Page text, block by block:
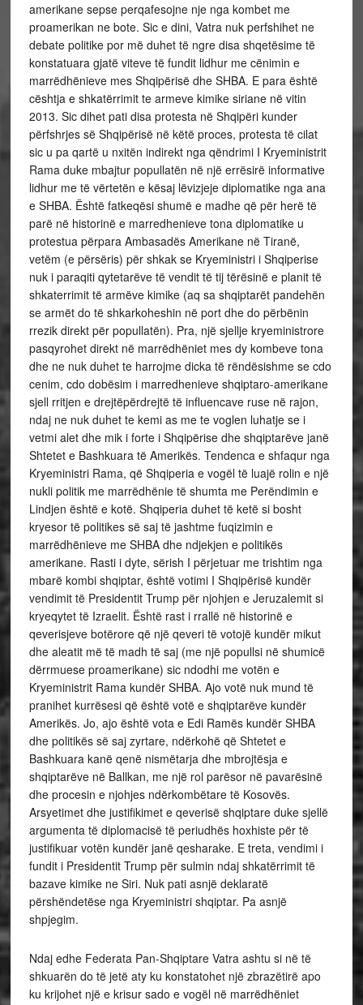
amerikane sepse perqafesojne nje nga kombet me
proamerikan ne bote. Sic e dini, Vatra nuk perfshihet ne
debate politike por më duhet të ngre disa shqetësime të
konstatuara gjatë viteve të fundit lidhur me cënimin e
marrëdhënieve mes Shqipërisë dhe SHBA. E para është
cështja e shkatërrimit te armeve kimike siriane në vitin
2013. Sic dihet pati disa protesta në Shqipëri kunder
përfshrjes së Shqipërisë në këtë proces, protesta të cilat
sic u pa qartë u nxitën indirekt nga qëndrimi I Kryeministrit
Rama duke mbajtur popullatën në një errësirë informative
lidhur me të vërtetën e kësaj lëvizjeje diplomatike nga ana
e SHBA. Është fatkeqësi shumë e madhe që për herë të
parë në historinë e marredhenieve tona diplomatike u
protestua përpara Ambasadës Amerikane në Tiranë,
vetëm (e përsëris) për shkak se Kryeministri i Shqiperise
nuk i paraqiti qytetarëve të vendit të tij tërësinë e planit të
shkaterrimit të armëve kimike (aq sa shqiptarët pandehën
se armët do të shkarkoheshin në port dhe do përbënin
rrezik direkt për popullatën). Pra, një sjellje kryeministrore
pasqyrohet direkt në marrëdhëniet mes dy kombeve tona
dhe ne nuk duhet te harrojme dicka të rëndësishme se cdo
cenim, cdo dobësim i marredhenieve shqiptaro-amerikane
sjell rritjen e drejtëpërdrejtë të influencave ruse në rajon,
ndaj ne nuk duhet te kemi as me te voglen luhatje se i
vetmi alet dhe mik i forte i Shqipërise dhe shqiptarëve janë
Shtetet e Bashkuara të Amerikës. Tendenca e shfaqur nga
Kryeministri Rama, që Shqiperia e vogël të luajë rolin e një
nukli politik me marrëdhënie të shumta me Perëndimin e
Lindjen është e kotë. Shqiperia duhet të ketë si bosht
kryesor të politikes së saj të jashtme fuqizimin e
marrëdhënieve me SHBA dhe ndjekjen e politikës
amerikane. Rasti i dyte, sërish I përjetuar me trishtim nga
mbarë kombi shqiptar, është votimi I Shqipërisë kundër
vendimit të Presidentit Trump për njohjen e Jeruzalemit si
kryeqytet të Izraelit. Është rast i rrallë në historinë e
qeverisjeve botërore që një qeveri të votojë kundër mikut
dhe aleatit më të madh të saj (me një popullsi në shumicë
dërrmuese proamerikane) sic ndodhi me votën e
Kryeministrit Rama kundër SHBA. Ajo votë nuk mund të
pranihet kurrësesi që është votë e shqiptarëve kundër
Amerikës. Jo, ajo është vota e Edi Ramës kundër SHBA
dhe politikës së saj zyrtare, ndërkohë që Shtetet e
Bashkuara kanë qenë nismëtarja dhe mbrojtësja e
shqiptarëve në Ballkan, me një rol parësor në pavarësinë
dhe procesin e njohjes ndërkombëtare të Kosovës.
Arsyetimet dhe justifikimet e qeverisë shqiptare duke sjellë
argumenta të diplomacisë të periudhës hoxhiste për të
justifikuar votën kundër janë qesharake. E treta, vendimi i
fundit i Presidentit Trump për sulmin ndaj shkatërrimit të
bazave kimike ne Siri. Nuk pati asnjë deklaratë
përshëndetëse nga Kryeministri shqiptar. Pa asnjë
shpjegim.
Ndaj edhe Federata Pan-Shqiptare Vatra ashtu si në të
shkuarën do të jetë aty ku konstatohet një zbrazëtirë apo
ku krijohet një e krisur sado e vogël në marrëdhëniet